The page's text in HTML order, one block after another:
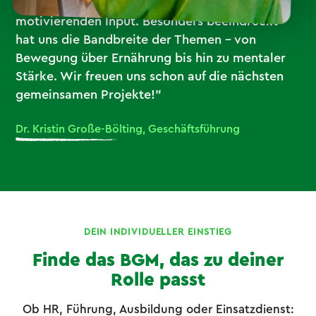
den praxisnahen Inhalten und dem
motivierenden Input. Besonders beeindruckt
hat uns die Bandbreite der Themen – von
Bewegung über Ernährung bis hin zu mentaler
Stärke. Wir freuen uns schon auf die nächsten
gemeinsamen Projekte!"
Dr. Kristin Große-Bölting, Geschäftsführung
DEIN INDIVIDUELLER EINSTIEG
Finde das BGM, das zu deiner
Rolle passt
Ob HR, Führung, Ausbildung oder Einsatzdienst: